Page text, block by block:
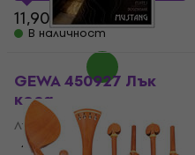
11,90 €
В наличност
GEWA 450927 Лък
коса
Лък коса
4,5 /5